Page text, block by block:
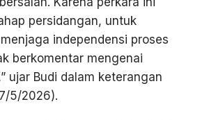
persidangan, untuk
independensi proses
berkomentar mengenai
ujar Budi dalam keterangan
5/2026).